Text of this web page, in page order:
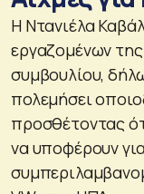
Η Ντανιέλα
εργαζομένων
συμβουλίου,
πολεμήσει
προσθέτοντας
να υποφέρουν